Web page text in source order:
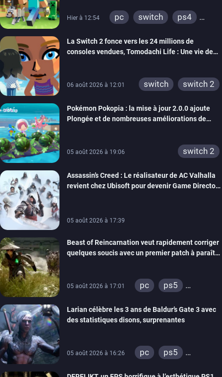
Hier à 12:54 pc switch
ps4
wiiu
3ds
ps3
xbox 360
switch 2
La Switch 2 fonce vers les 24 millions de
consoles vendues, Tomodachi Life : Une vie de
06 août 2026 à 12:01 switch switch 2
Pokémon Pokopia : la mise à jour 2.0.0 ajoute
Plongée et de nombreuses améliorations de
05 août 2026 à 19:06 switch 2
Assassin’s Creed : Le réalisateur de AC Valhalla
revient chez Ubisoft pour devenir Game Director
05 août 2026 à 17:39
Beast of Reincarnation veut rapidement corriger
quelques soucis avec un premier patch à paraître
05 août 2026 à 17:01 pc
ps5
Larian célèbre les 3 ans de Baldur’s Gate 3 avec
des statistiques disons, surprenantes
05 août 2026 à 16:26 pc
ps5